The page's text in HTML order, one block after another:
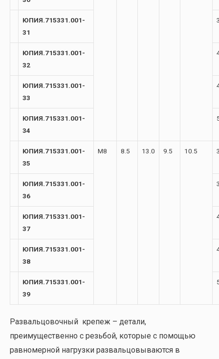
ЮПИЯ.715331.001-
31
ЮПИЯ.715331.001-
32
ЮПИЯ.715331.001-
33
ЮПИЯ.715331.001-
34
ЮПИЯ.715331.001-
35
М8 8.5 13.0 9.5 10.5
ЮПИЯ.715331.001-
36
ЮПИЯ.715331.001-
37
ЮПИЯ.715331.001-
38
ЮПИЯ.715331.001-
39
Развальцовочный крепеж – детали,
преимущественно с резьбой, которые с помощью
равномерной нагрузки развальцовываются в